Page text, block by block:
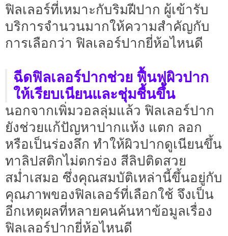
ฟิลเลอร์ที่เหมาะกับริมฝีปาก ผู้เข้ารับ
บริการจำนวนมากให้ความสำคัญกับ
การเลือกว่า ฟิลเลอร์ปากยี่ห้อไหนดี
ฉีดฟิลเลอร์ปากช่วย ฟื้นฟูผิวปาก
ให้เรียบเนียนและชุ่มชื้นขึ้น
นอกจากเพิ่มวอลลุ่มแล้ว ฟิลเลอร์ปาก
ยังช่วยแก้ปัญหาปากแห้ง แตก ลอก
หรือเป็นร่องลึก ทำให้ผิวปากดูเนียนขึ้น
ทาลิปสติกไม่ตกร่อง สีลิปติดสวย
สม่ำเสมอ ซึ่งคุณสมบัติเหล่านี้ขึ้นอยู่กับ
คุณภาพของฟิลเลอร์ที่เลือกใช้ จึงเป็น
อีกเหตุผลที่หลายคนค้นหาข้อมูลเรื่อง
ฟิลเลอร์ปากยี่ห้อไหนดี